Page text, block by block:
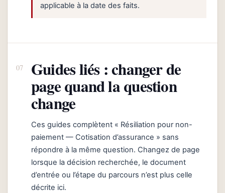
applicable à la date des faits.
Guides liés : changer de
page quand la question
change
Ces guides complètent « Résiliation pour non-
paiement — Cotisation d’assurance » sans
répondre à la même question. Changez de page
lorsque la décision recherchée, le document
d’entrée ou l’étape du parcours n’est plus celle
décrite ici.